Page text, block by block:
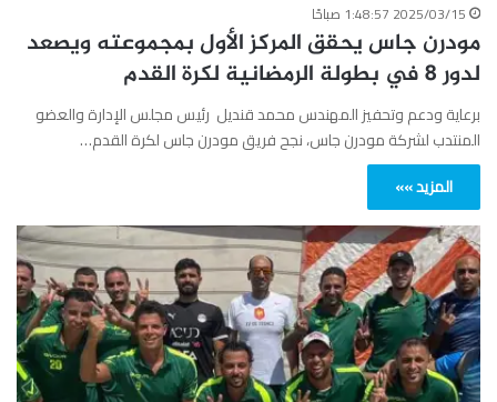
2025/03/15 1:48:57 صباحًا
مودرن جاس يحقق المركز الأول بمجموعته ويصعد
لدور 8 في بطولة الرمضانية لكرة القدم
برعاية ودعم وتحفيز المهندس محمد قنديل رئيس مجلس الإدارة والعضو
المنتدب لشركة مودرن جاس، نجح فريق مودرن جاس لكرة القدم…
المزيد »»